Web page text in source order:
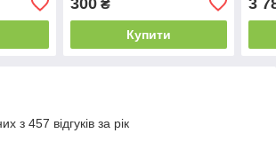
₴
Купити
з 457 відгуків за рік